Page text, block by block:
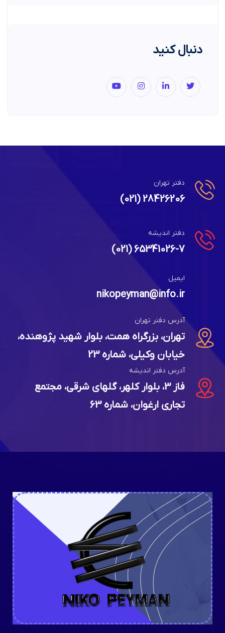
دنبال کنید
دفتر تهران
28426206 (021)
دفتر اندیشه
65341026-7 (021)
ایمیل
nikopeyman@info.ir
آدرس دفتر تهران
تهران، بزرگراه همت، بلوار شهید پژوهنده،
خیابان وکیلی، شماره 23
آدرس دفتر اندیشه
فاز 3، بلوار کلهر، گلهای شرقی، مجتمع
تجاری ارغوان، شماره 63